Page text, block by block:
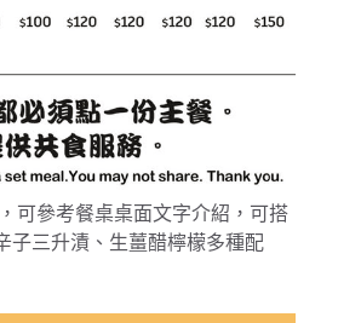
可參考餐桌桌面文字介紹，可搭
子三升漬、生薑醋檸檬多種配